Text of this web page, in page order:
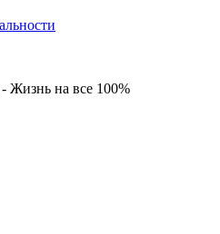
Жизнь на все 100%